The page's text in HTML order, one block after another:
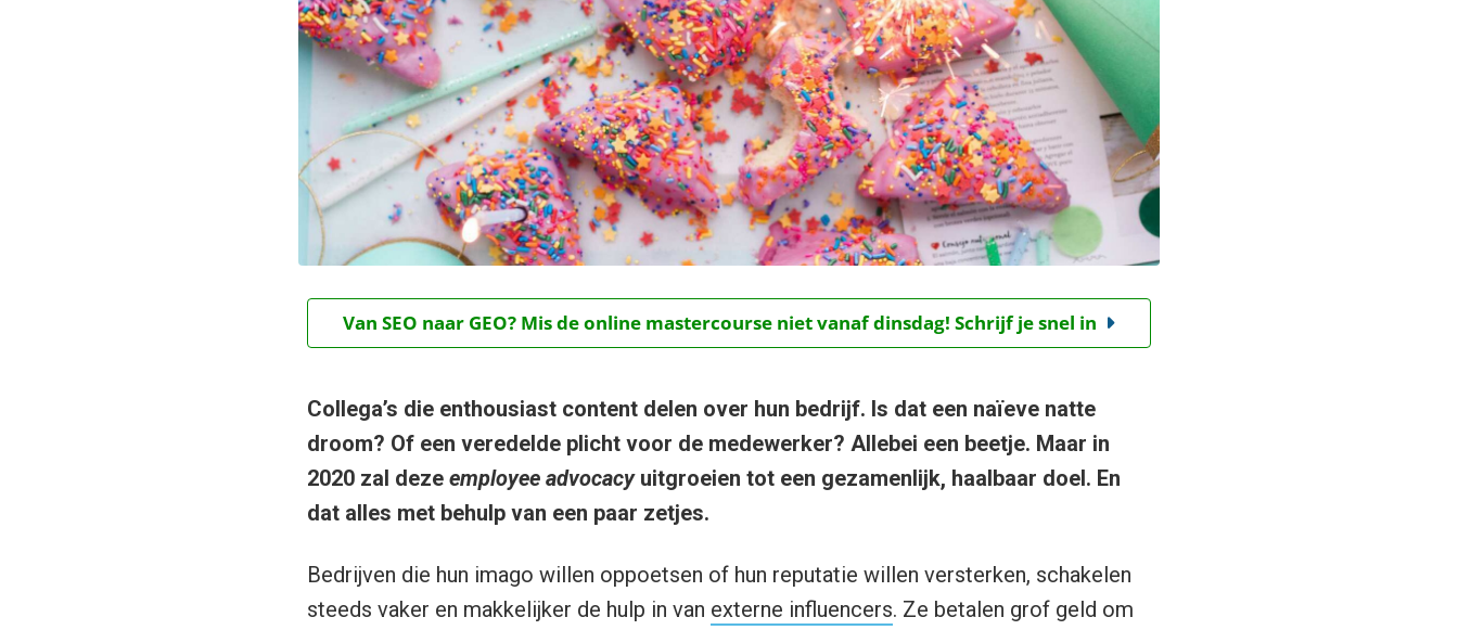
Van SEO naar GEO? Mis de online mastercourse niet vanaf dinsdag! Schrijf je snel in
Collega’s die enthousiast content delen over hun bedrijf. Is dat een naïeve natte
droom? Of een veredelde plicht voor de medewerker? Allebei een beetje. Maar in
2020 zal deze employee advocacyuitgroeien tot een gezamenlijk, haalbaar doel. En
dat alles met behulp van een paar zetjes.
Bedrijven die hun imago willen oppoetsen of hun reputatie willen versterken, schakelen
steeds vaker en makkelijker de hulp in van externe influencers. Ze betalen grof geld om